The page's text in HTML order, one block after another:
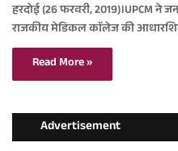
हरदोई (26 फरवरी, 2019)।UPCM ने
राजकीय मेडिकल काॅलेज की
Read More »
Advertisement